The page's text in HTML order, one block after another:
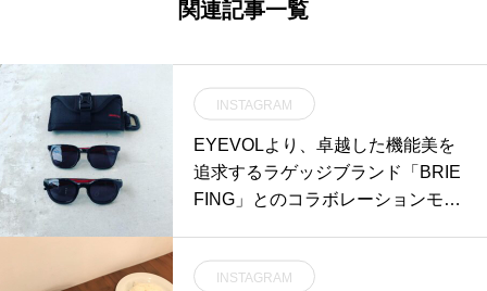
関連記事一覧
INSTAGRAM
EYEVOLより、卓越した機能美を
追求するラゲッジブランド「BRIE
FING」とのコラボレーションモデ
がブリーフィングを思わせるブラ
INSTAGRAM